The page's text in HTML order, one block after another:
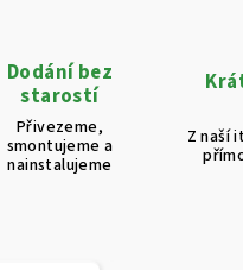
Dodání bez
starostí
Přivezeme,
smontujeme a
nainstalujeme
Z naší